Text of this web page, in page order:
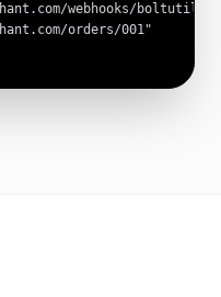
webhooks/boltutil",
orders/001"